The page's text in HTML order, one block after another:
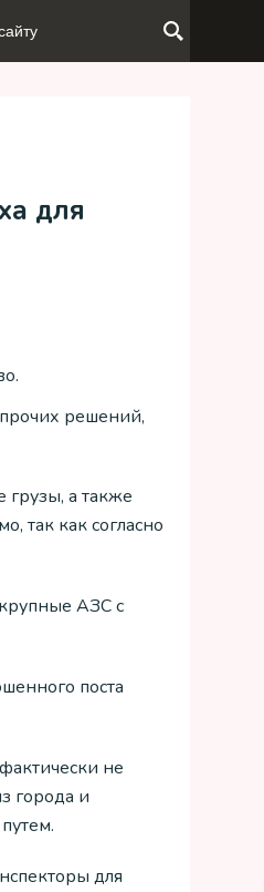
для
решений,
а также
так как согласно
АЗС с
поста
не
города и
для